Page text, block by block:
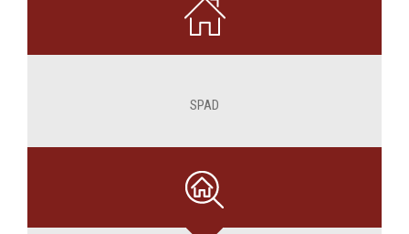
SPAD